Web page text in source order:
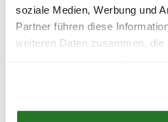
soziale Medien, Werbung und
Partner führen diese
weiteren Daten zusammen, die